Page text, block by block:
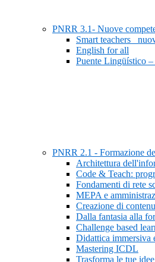
PNRR 3.1- Nuove
Smart teachers_
English for all
Puente Lingüístico
PNRR 2.1 - Formazione
Architettura
Code & Teach:
Fondamenti di rete
MEPA e
Creazione di
Dalla fantasia alla
Challenge based
Didattica immersiva
Mastering ICDL
Trasforma le tue